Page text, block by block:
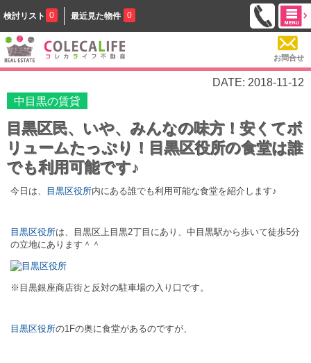
検討リスト 0 最近見た物件 0
お問合せ
DATE: 2018-11-12
中目黒の賃貸
目黒区民、いや、みんなの味方！安くてボ
リュームたっぷり！目黒区役所の食堂は誰
でも利用可能です♪
今日は、 目黒区役所内にある誰でも利用可能な食堂を紹介します♪
目黒区役所は、目黒区上目黒2丁目にあり、中目黒駅から歩いて徒歩5分
の立地にあります＾＾
※目黒銀座商店街と反対の駐車場の入り口です。
目黒区役所の1Fの奥に食堂があるのですが、